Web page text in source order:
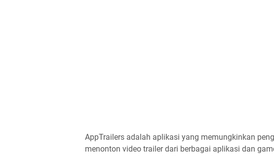
AppTrailers adalah aplikasi yang memungkinkan
menonton video trailer dari berbagai aplikasi dan